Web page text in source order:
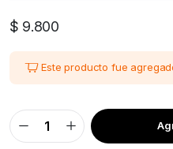
$ 9.800
Este producto fue
ALICATE
DE